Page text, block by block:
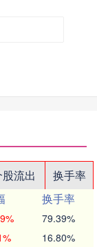
流出
换手率
换手率
79.39%
16.80%